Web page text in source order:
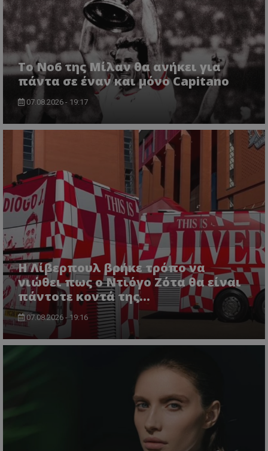
Το No6 της Μίλαν θα ανήκει για
πάντα σε έναν και μόνο Capitano
07.08.2026 - 19:17
Η Λίβερπουλ βρήκε τρόπο να
νιώθει πως ο Ντιόγο Ζότα θα είναι
πάντοτε κοντά της...
07.08.2026 - 19:16